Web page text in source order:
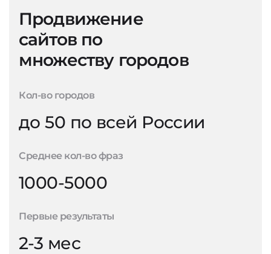
Продвижение
сайтов по
множеству городов
Кол-во городов
до 50 по всей России
Среднее кол-во фраз
1000-5000
Первые результаты
2-3 мес